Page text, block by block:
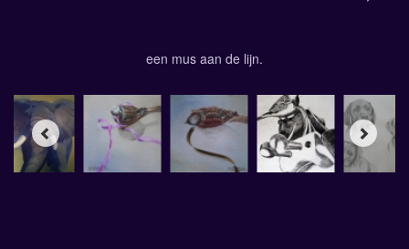
een mus aan de lijn.